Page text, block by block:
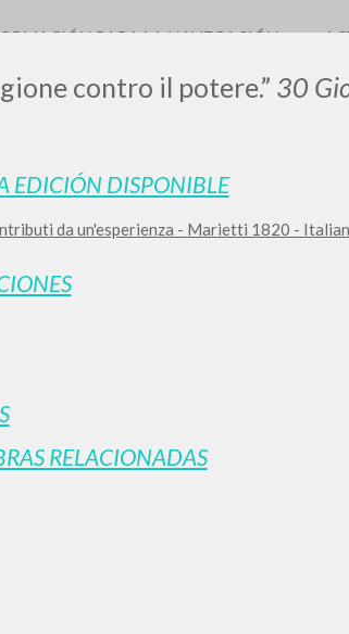
contro il potere.” 30
EDICIÓN DISPONIBLE
da un'esperienza - Marietti 1820 -
RELACIONADAS
PARA LA NAVEGACIÓN